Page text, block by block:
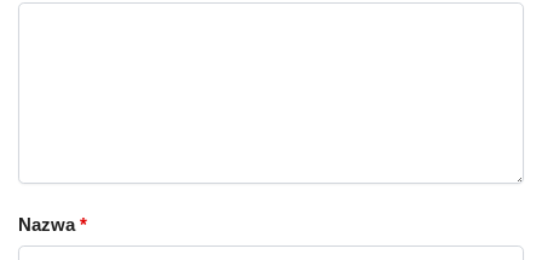
Nazwa*